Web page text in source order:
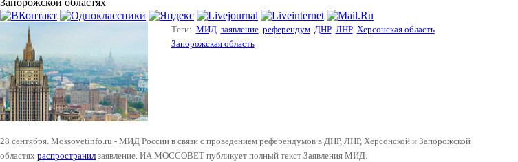
Запорожской областях
Теги: МИД заявление референдум ДНР ЛНР Херсонская область
Запорожская область
28 сентября. Mossovetinfo.ru - МИД России в связи с проведением референдумов в ДНР, ЛНР, Херсонской и Запорожской
областях распространил заявление. ИА МОССОВЕТ публикует полный текст Заявления МИД.